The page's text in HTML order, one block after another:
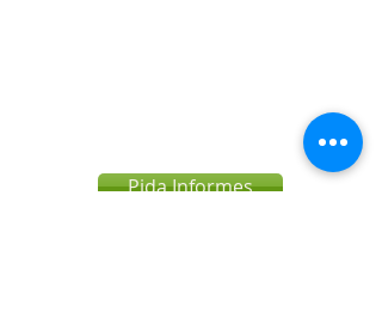
Pida Informes